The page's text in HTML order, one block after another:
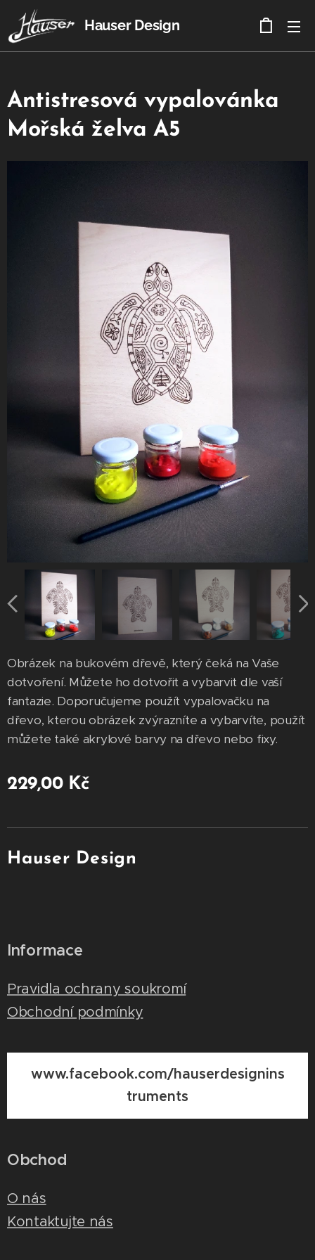
Hauser Design
Antistresová vypalovánka
Mořská želva A5
Obrázek na bukovém dřevě, který čeká na Vaše
dotvoření. Můžete ho dotvořit a vybarvit dle vaší
fantazie. Doporučujeme použít vypalovačku na
dřevo, kterou obrázek zvýrazníte a vybarvíte, použít
můžete také akrylové barvy na dřevo nebo fixy.
229,00Kč
Hauser Design
Informace
Pravidla ochrany soukromí
Obchodní podmínky
www.facebook.com/hauserdesignins
truments
Obchod
O nás
Kontaktujte nás